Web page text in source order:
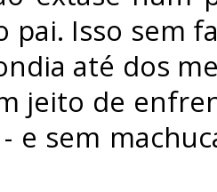
pai. Isso sem
até dos
jeito de
e sem